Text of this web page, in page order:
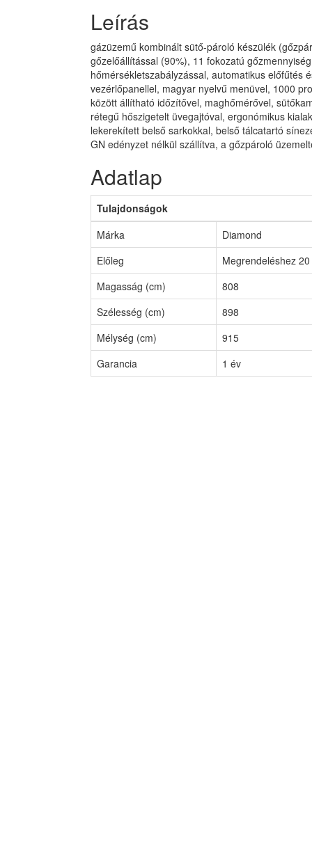
Leírás
gázüzemű kombinált sütő-pároló készülék
gőzelőállítással (90%), 11 fokozatú
hőmérsékletszabályzással, automatikus előfűtés
vezérlőpanellel, magyar nyelvű menüvel, 1000
között állítható időzítővel, maghőmérővel,
rétegű hőszigetelt üvegajtóval, ergonómikus
lekerekített belső sarkokkal, belső tálcatartó
GN edényzet nélkül szállítva, a gőzpároló
Adatlap
Tulajdonságok
Márka
Diamond
Előleg
Megrendeléshez
Magasság (cm)
808
Szélesség (cm)
898
Mélység (cm)
915
Garancia
1 év